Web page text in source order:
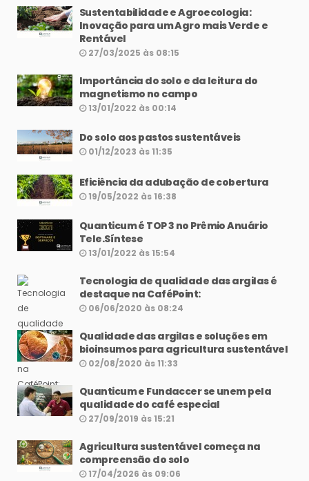
Sustentabilidade e Agroecologia:
Inovação para um Agro mais Verde e
Rentável
27/03/2025 às 08:15
Importância do solo e da leitura do
magnetismo no campo
13/01/2022 às 00:14
Do solo aos pastos sustentáveis
01/12/2023 às 11:35
Eficiência da adubação de cobertura
19/05/2022 às 16:38
Quanticum é TOP 3 no Prêmio Anuário
Tele.Síntese
13/01/2022 às 15:54
Tecnologia de qualidade das argilas é
destaque na CaféPoint:
06/06/2020 às 08:24
Qualidade das argilas e soluções em
bioinsumos para agricultura sustentável
02/08/2020 às 11:33
Quanticum e Fundaccer se unem pela
qualidade do café especial
27/09/2019 às 15:21
Agricultura sustentável começa na
compreensão do solo
17/04/2026 às 09:06